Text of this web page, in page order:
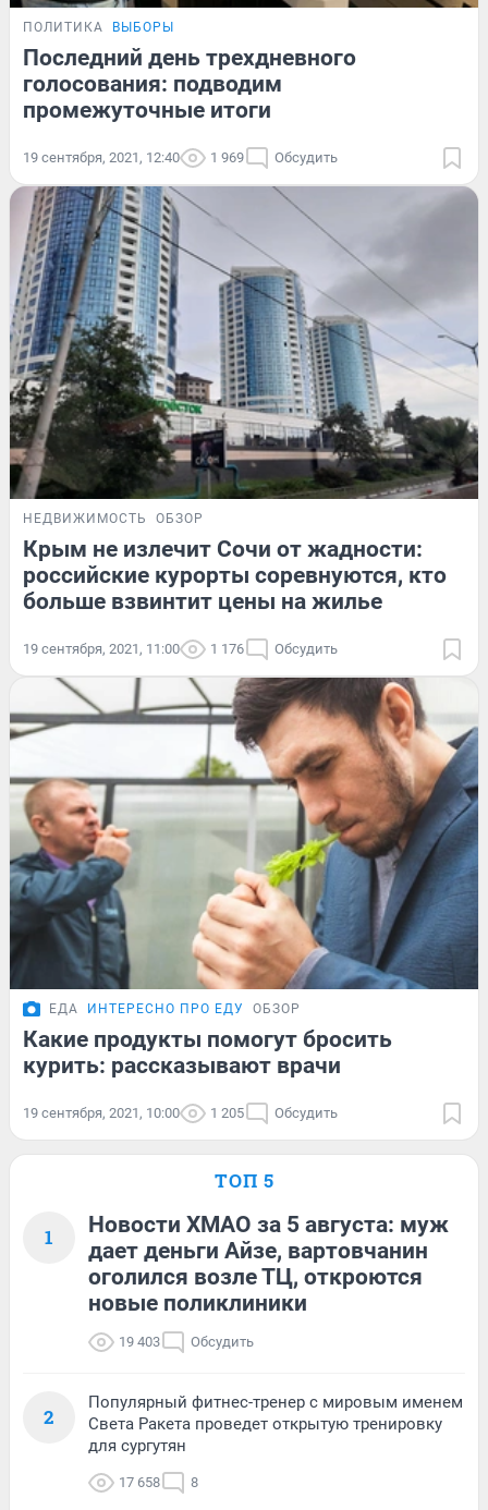
ПОЛИТИКА ВЫБОРЫ
Последний день трехдневного
голосования: подводим
промежуточные итоги
19 сентября, 2021, 12:40 1 969 Обсудить
НЕДВИЖИМОСТЬ ОБЗОР
Крым не излечит Сочи от жадности:
российские курорты соревнуются, кто
больше взвинтит цены на жилье
19 сентября, 2021, 11:00 1 176 Обсудить
ЕДА ИНТЕРЕСНО ПРО ЕДУ ОБЗОР
Какие продукты помогут бросить
курить: рассказывают врачи
19 сентября, 2021, 10:00 1 205 Обсудить
ТОП 5
1
Новости ХМАО за 5 августа: муж
дает деньги Айзе, вартовчанин
оголился возле ТЦ, откроются
новые поликлиники
19 403 Обсудить
2
Популярный фитнес-тренер с мировым именем
Света Ракета проведет открытую тренировку
для сургутян
17 658 8